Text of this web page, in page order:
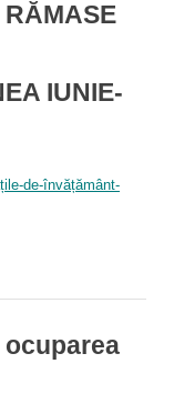
RĂMASE
IUNIE-
de-învățământ-